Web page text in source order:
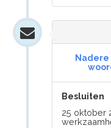
Besluiten
25 oktober